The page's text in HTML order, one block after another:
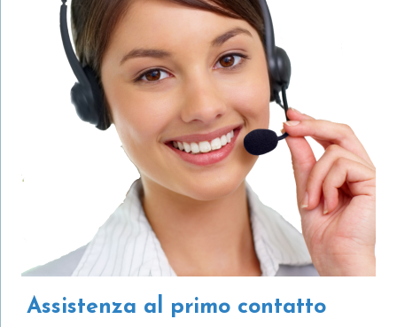
Assistenza al primo contatto